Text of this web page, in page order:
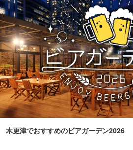
木更津でおすすめのビアガーデン2026